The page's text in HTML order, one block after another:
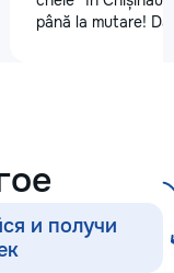
până la mutare!
Garanție 1–2 ani
contract, fixăm
termenele
garanție reală
и получи